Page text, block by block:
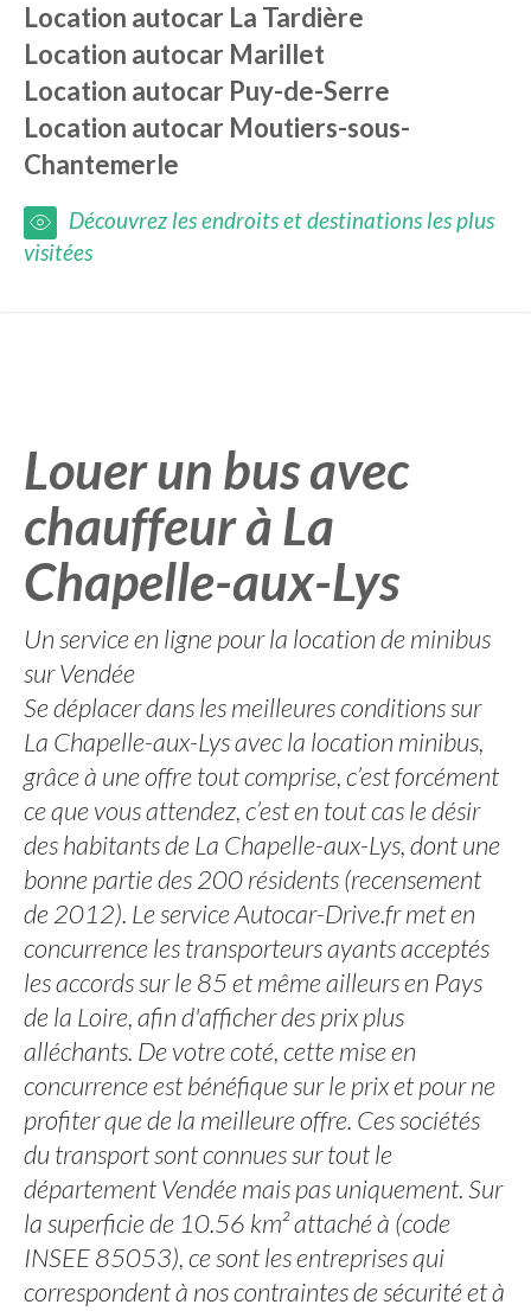
Location autocar La Tardière
Location autocar Marillet
Location autocar Puy-de-Serre
Location autocar Moutiers-sous-
Chantemerle
Découvrez les endroits et destinations les plus
visitées
Louer un bus avec
chauffeur à La
Chapelle-aux-Lys
Un service en ligne pour la location de minibus
sur Vendée
Se déplacer dans les meilleures conditions sur
La Chapelle-aux-Lys avec la location minibus,
grâce à une offre tout comprise, c’est forcément
ce que vous attendez, c’est en tout cas le désir
des habitants de La Chapelle-aux-Lys, dont une
bonne partie des 200 résidents (recensement
de 2012). Le service Autocar-Drive.fr met en
concurrence les transporteurs ayants acceptés
les accords sur le 85 et même ailleurs en Pays
de la Loire, afin d'afficher des prix plus
alléchants. De votre coté, cette mise en
concurrence est bénéfique sur le prix et pour ne
profiter que de la meilleure offre. Ces sociétés
du transport sont connues sur tout le
département Vendée mais pas uniquement. Sur
la superficie de 10.56 km² attaché à (code
INSEE 85053), ce sont les entreprises qui
correspondent à nos contraintes de sécurité et à